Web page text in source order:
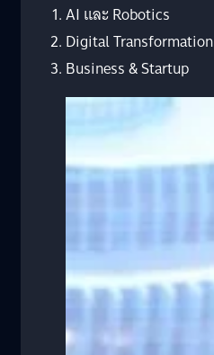
AI และ Robotics
Digital Transformation
Business & Startup